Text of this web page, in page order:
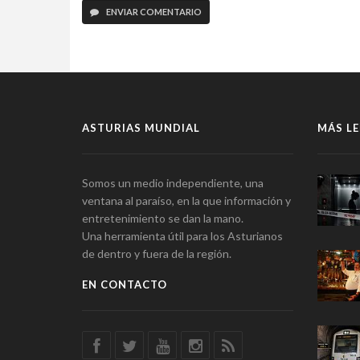
ENVIAR COMENTARIO
ASTURIAS MUNDIAL
Somos un medio independiente, una
ventana al paraíso, en la que información y
entretenimiento se dan la mano.
Una herramienta útil para los Asturianos
de dentro y fuera de la región.
EN CONTACTO
MÁS